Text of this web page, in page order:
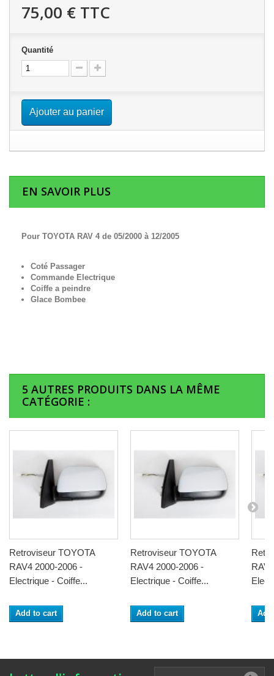
75,00 € TTC
Quantité
Ajouter au panier
EN SAVOIR PLUS
Pour TOYOTA RAV 4 de 05/2000 à 12/2005
Coté Passager
Commande Electrique
Coiffe a peindre
Glace Bombee
5 AUTRES PRODUITS DANS LA MÊME
CATÉGORIE :
Retroviseur TOYOTA
RAV4 2000-2006 -
Electrique - Coiffe...
Add to cart
Retroviseur TOYOTA
RAV4 2000-2006 -
Electrique - Coiffe...
Add to cart